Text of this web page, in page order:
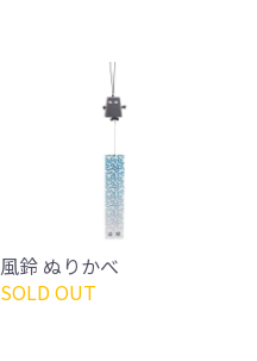
風鈴 ぬりかべ
SOLD OUT